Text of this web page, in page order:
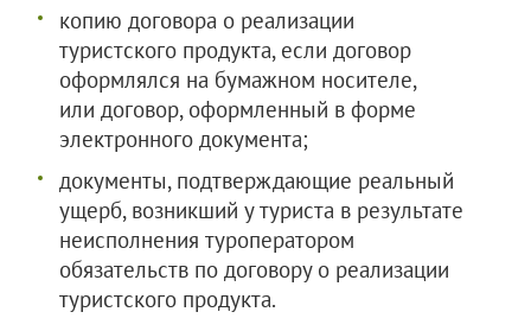
копию договора о реализации
туристского продукта, если договор
оформлялся на бумажном носителе,
или договор, оформленный в форме
электронного документа;
документы, подтверждающие реальный
ущерб, возникший у туриста в результате
неисполнения туроператором
обязательств по договору о реализации
туристского продукта.